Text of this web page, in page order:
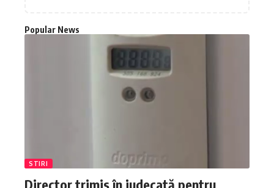
Popular News
STIRI
Director trimis în judecată pentru